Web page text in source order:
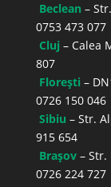
Beclean –
0753 473 077
Cluj – Calea
807
Florești –
0726 150 046
Sibiu – Str.
915 654
Brașov– Str.
0726 224 727